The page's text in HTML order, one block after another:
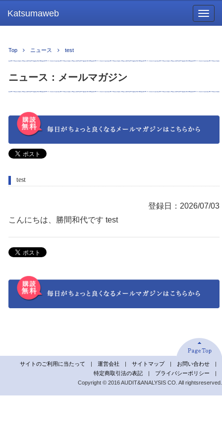
Katsumaweb
Top ニュース test
ニュース：メールマガジン
test
登録日：2026/07/03
こんにちは、勝間和代です test
お問い合わせ |
サイトマップ|
運営会社 |
サイトのご利用に当たって |
プライバシーポリシー |
特定商取引法の表記 |
Copyright © 2016 AUDIT&ANALYSIS CO. All rightsreserved.